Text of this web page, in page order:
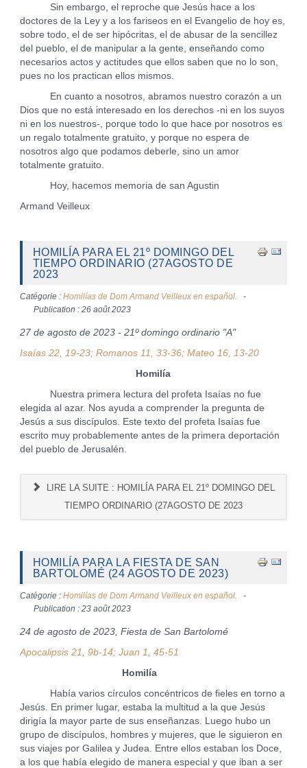
Sin embargo, el reproche que Jesús hace a los
doctores de la Ley y a los fariseos en el Evangelio de hoy es,
sobre todo, el de ser hipócritas, el de abusar de la sencillez
del pueblo, el de manipular a la gente, enseñando como
necesarios actos y actitudes que ellos saben que no lo son,
pues no los practican ellos mismos.
En cuanto a nosotros, abramos nuestro corazón a un
Dios que no está interesado en los derechos -ni en los suyos
ni en los nuestros-, porque todo lo que hace por nosotros es
un regalo totalmente gratuito, y porque no espera de
nosotros algo que podamos deberle, sino un amor
totalmente gratuito.
Hoy, hacemos memoria de san Agustin
Armand Veilleux
HOMILÍA PARA EL 21º DOMINGO DEL
TIEMPO ORDINARIO (27AGOSTO DE
2023
Catégorie : Homilías de Dom Armand Veilleux en español.
Publication : 26 août 2023
27 de agosto de 2023 - 21º domingo ordinario "A"
Isaías 22, 19-23; Romanos 11, 33-36; Mateo 16, 13-20
Homilía
Nuestra primera lectura del profeta Isaías no fue
elegida al azar. Nos ayuda a comprender la pregunta de
Jesús a sus discípulos. Este texto del profeta Isaías fue
escrito muy probablemente antes de la primera deportación
del pueblo de Jerusalén.
LIRE LA SUITE : HOMILÍA PARA EL 21º DOMINGO DEL
TIEMPO ORDINARIO (27AGOSTO DE 2023
HOMILÍA PARA LA FIESTA DE SAN
BARTOLOMÉ (24 AGOSTO DE 2023)
Catégorie : Homilías de Dom Armand Veilleux en español.
Publication : 23 août 2023
24 de agosto de 2023, Fiesta de San Bartolomé
Apocalipsis 21, 9b-14; Juan 1, 45-51
Homilía
Había varios círculos concéntricos de fieles en torno a
Jesús. En primer lugar, estaba la multitud a la que Jesús
dirigía la mayor parte de sus enseñanzas. Luego hubo un
grupo de discípulos, hombres y mujeres, que le siguieron en
sus viajes por Galilea y Judea. Entre ellos estaban los Doce,
a los que había elegido de manera especial y que iban a ser